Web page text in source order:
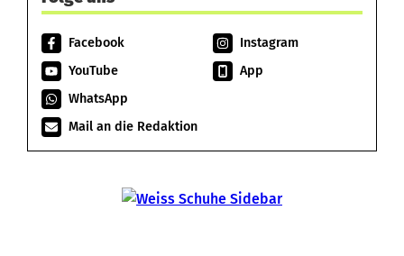
Facebook
Instagram
YouTube
App
WhatsApp
Mail an die Redaktion